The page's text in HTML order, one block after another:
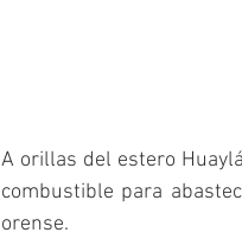
A orillas del estero
combustible para
orense.